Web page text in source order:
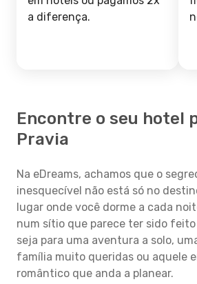
a diferença.
Encontre o seu hotel
Pravia
Na eDreams, achamos que o
inesquecível não está só no
lugar onde você dorme a cada
num sítio que parece ter sido feito
seja para uma aventura a solo,
família muito queridas ou aquele
romântico que anda a planear.